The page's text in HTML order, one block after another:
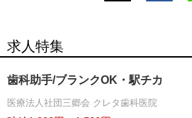
求人特集
歯科助手/ブランクOK・駅チカ
医療法人社団三郷会 クレタ歯科医院